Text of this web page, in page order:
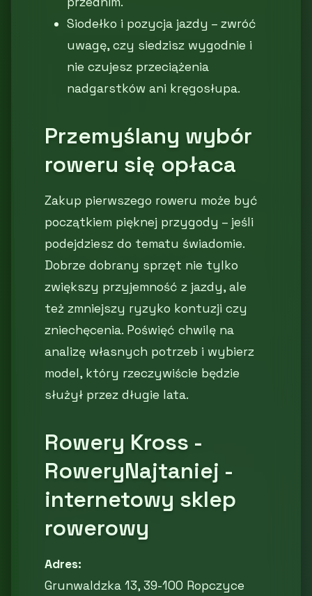
Siodełko i pozycja jazdy – zwróć
uwagę, czy siedzisz wygodnie i
nie czujesz przeciążenia
nadgarstków ani kręgosłupa.
Przemyślany wybór
roweru się opłaca
Zakup pierwszego roweru może być
początkiem pięknej przygody – jeśli
podejdziesz do tematu świadomie.
Dobrze dobrany sprzęt nie tylko
zwiększy przyjemność z jazdy, ale
też zmniejszy ryzyko kontuzji czy
zniechęcenia. Poświęć chwilę na
analizę własnych potrzeb i wybierz
model, który rzeczywiście będzie
służył przez długie lata.
Rowery Kross -
RoweryNajtaniej -
internetowy sklep
rowerowy
Adres:
Grunwaldzka 13, 39-100 Ropczyce